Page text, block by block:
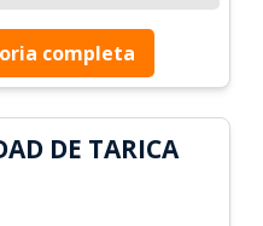
completa
DE TARICA